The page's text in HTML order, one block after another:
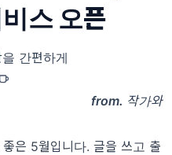
스 오픈
간편하게
from. 작가와
은 5월입니다. 글을 쓰고 출